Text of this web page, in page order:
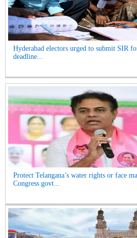
Hyderabad electors urged to submit SIR
deadline...
Protect Telangana’s water rights or face
Congress govt...